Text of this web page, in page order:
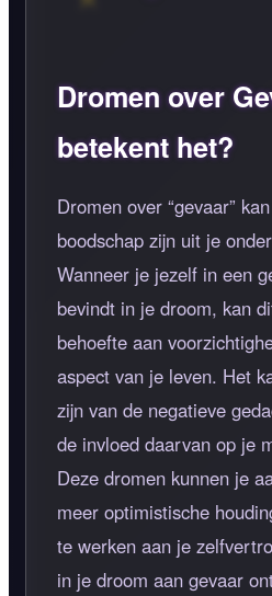
Dromen over
betekent het?
Dromen over gevaar
boodschap zijn uit je
Wanneer je jezelf in een
bevindt in je droom, kan
behoefte aan
aspect van je leven. Het
zijn van de negatieve
de invloed daarvan op je
Deze dromen kunnen je
meer optimistische
te werken aan je
in je droom aan gevaar